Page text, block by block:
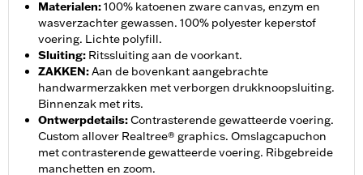
Materialen:100% katoenen zware canvas, enzym en
wasverzachter gewassen. 100% polyester keperstof
voering. Lichte polyfill.
Sluiting: Ritssluiting aan de voorkant.
ZAKKEN:Aan de bovenkant aangebrachte
handwarmerzakken met verborgen drukknoopsluiting.
Binnenzak met rits.
Ontwerpdetails:Contrasterende gewatteerde voering.
Custom allover Realtree® graphics. Omslagcapuchon
met contrasterende gewatteerde voering. Ribgebreide
manchetten en zoom.